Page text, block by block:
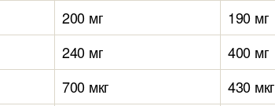
200 мг
190 мг
240 мг
400 мг
700 мкг
430 мкг